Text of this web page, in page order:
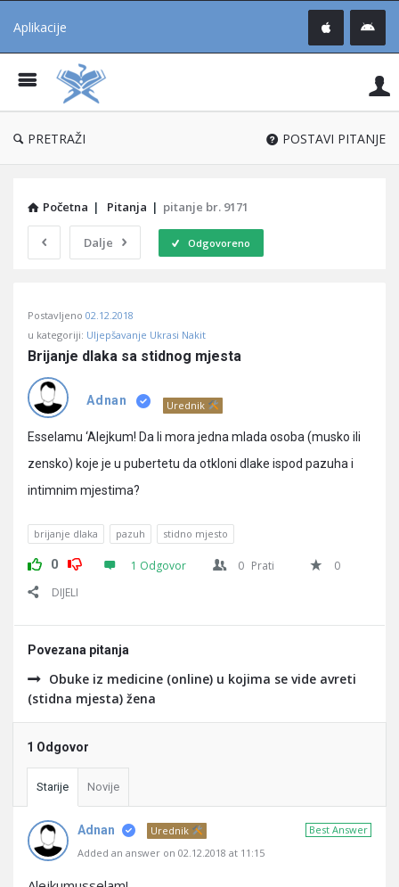
Aplikacije
®
PRETRAŽI POSTAVI PITANJE
Početna | Pitanja | pitanje br. 9171
Dalje Odgovoreno
Učene
Latest
Pitanja
Postavljeno 02.12.2018
u kategoriji: Uljepšavanje Ukrasi Nakit
Brijanje dlaka sa stidnog mjesta
Adnan Urednik
Esselamu ‘Alejkum! Da li mora jedna mlada osoba (musko ili
zensko) koje je u pubertetu da otkloni dlake ispod pazuha i
intimnim mjestima?
brijanje dlaka pazuh stidno mjesto
0 1 Odgovor 0 Prati
0
DIJELI
Povezana pitanja
Obuke iz medicine (online) u kojima se vide avreti
(stidna mjesta) žena
1 Odgovor
Starije Novije
Best Answer
Adnan
Urednik
Added an answer on 02.12.2018 at 11:15